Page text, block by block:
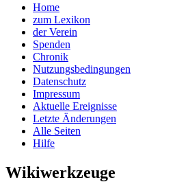
Home
zum Lexikon
der Verein
Spenden
Chronik
Nutzungsbedingungen
Datenschutz
Impressum
Aktuelle Ereignisse
Letzte Änderungen
Alle Seiten
Hilfe
Wikiwerkzeuge